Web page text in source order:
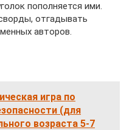
пополняется ими.
отгадывать
авторов.
игра по
(для
возраста 5-7